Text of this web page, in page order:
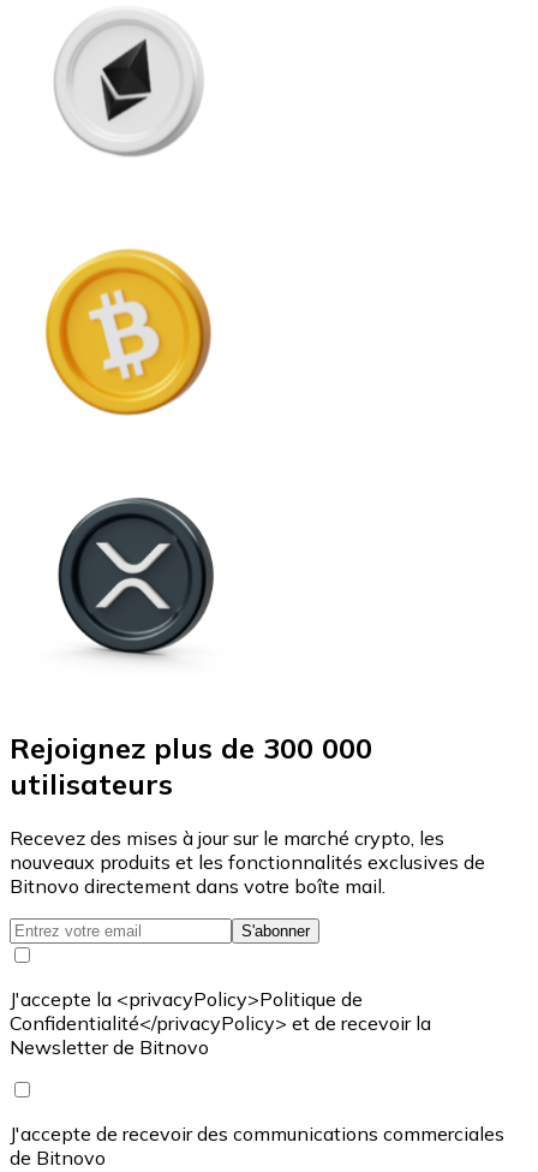
Rejoignez plus de 300 000
utilisateurs
Recevez des mises à jour sur le marché crypto, les
nouveaux produits et les fonctionnalités exclusives de
Bitnovo directement dans votre boîte mail.
S'abonner
J'accepte la <privacyPolicy>Politique de
Confidentialité</privacyPolicy> et de recevoir la
Newsletter de Bitnovo
J'accepte de recevoir des communications commerciales
de Bitnovo